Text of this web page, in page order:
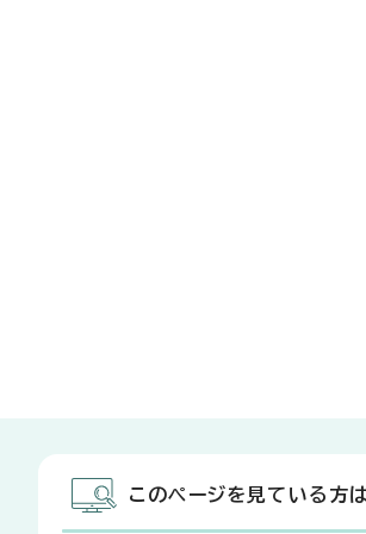
このページを見ている方